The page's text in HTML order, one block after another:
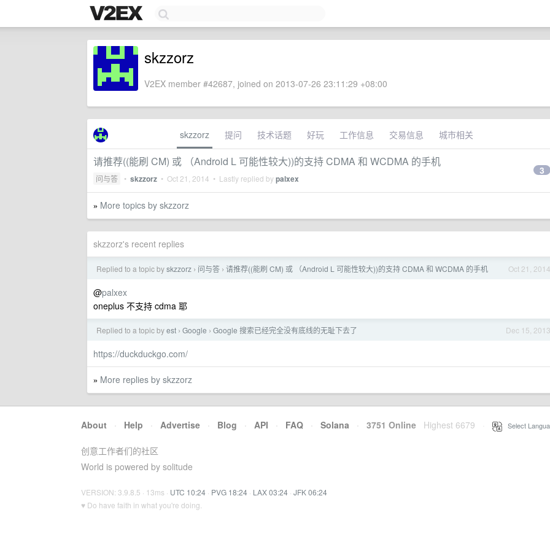
skzzorz
V2EX member #42687, joined on 2013-07-26 23:11:29 +08:00
skzzorz 提问 技术话题 好玩 工作信息 交易信息 城市相关
请推荐((能刷 CM) 或 （Android L 可能性较大))的支持 CDMA 和 WCDMA 的手机
问与答 • skzzorz • Oct 21, 2014 • Lastly replied bypalxex
3
» More topics by skzzorz
skzzorz's recent replies
Oct 21, 2014
Replied to a topic byskzzorz › 问与答 › 请推荐((能刷 CM) 或 （Android L 可能性较大))的支持 CDMA 和 WCDMA 的手机
@palxex
oneplus 不支持 cdma 耶
Dec 15, 2013
Replied to a topic byest › Google › Google 搜索已经完全没有底线的无耻下去了
https://duckduckgo.com/
» More replies by skzzorz
About · Help · Advertise · Blog · API · FAQ · Solana · 3751 Online Highest 6679 Select
创意工作者们的社区
World is powered by solitude
VERSION: 3.9.8.5 · 13ms · UTC 10:24 · PVG 18:24 · LAX 03:24 · JFK 06:24
♥ Do have faith in what you're doing.